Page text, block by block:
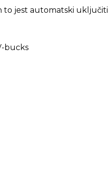
to jest automatski uključiti
bucks